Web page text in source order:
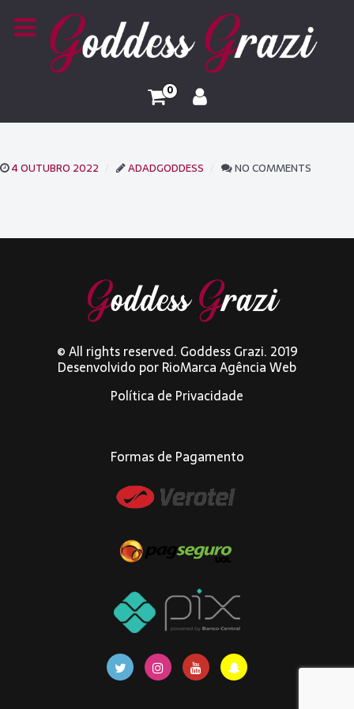
0
4 OUTUBRO 2022 ADADGODDESS NO COMMENTS
© All rights reserved. Goddess Grazi. 2019
Desenvolvido porRioMarca Agência Web
Política de Privacidade
Formas de Pagamento